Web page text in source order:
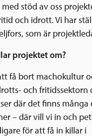
världen
stöd av oss
och idrott. Vi har
som är
projektet om?
få bort machokultur
och fritidssektorn
där det finns många
– där vill vi in och
för att få in killar i